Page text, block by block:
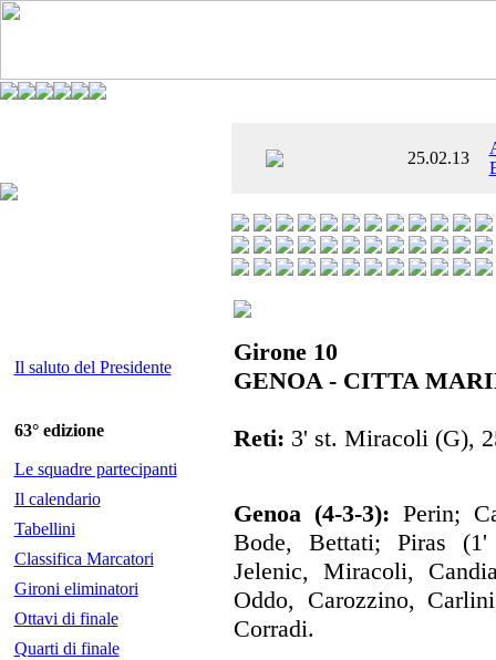
25.02.13
Il saluto del Presidente
63° edizione
Le squadre partecipanti
Il calendario
Tabellini
Classifica Marcatori
Gironi eliminatori
Ottavi di finale
Quarti di finale
Girone 10
GENOA - CITTA
Reti: 3' st. Miracoli (G),
Genoa (4-3-3): Perin;
Bode, Bettati; Piras (1'
Jelenic, Miracoli,
Oddo, Carozzino,
Corradi.